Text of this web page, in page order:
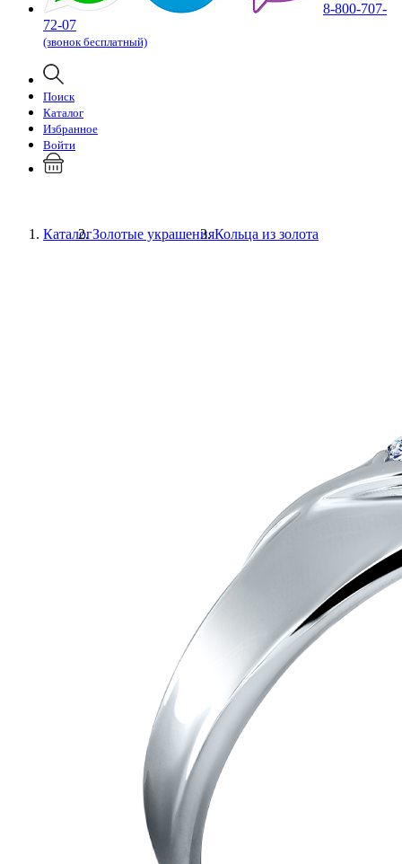
8-800-707-
72-07
(звонок бесплатный)
Поиск
Каталог
Избранное
Войти
КаталогЗолотые украшенияКольца из золота